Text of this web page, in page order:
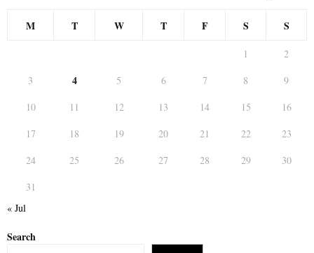
M T W T F S S
1
2
3
4 5 6 7 8
9
10
11 12 13 14 15
16
17
18 19 20 21 22
23
24
25 26 27 28 29
30
31
« Jul
Search